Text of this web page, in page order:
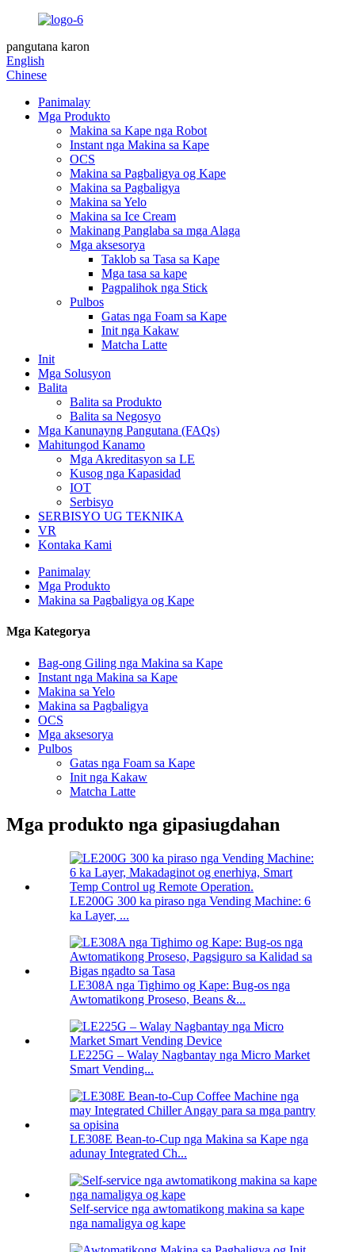
pangutana karon
English
Chinese
Panimalay
Mga Produkto
Makina sa Kape nga Robot
Instant nga Makina sa Kape
OCS
Makina sa Pagbaligya og Kape
Makina sa Pagbaligya
Makina sa Yelo
Makina sa Ice Cream
Makinang Panglaba sa mga Alaga
Mga aksesorya
Taklob sa Tasa sa Kape
Mga tasa sa kape
Pagpalihok nga Stick
Pulbos
Gatas nga Foam sa Kape
Init nga Kakaw
Matcha Latte
Init
Mga Solusyon
Balita
Balita sa Produkto
Balita sa Negosyo
Mga Kanunayng Pangutana (FAQs)
Mahitungod Kanamo
Mga Akreditasyon sa LE
Kusog nga Kapasidad
IOT
Serbisyo
SERBISYO UG TEKNIKA
VR
Kontaka Kami
Panimalay
Mga Produkto
Makina sa Pagbaligya og Kape
Mga Kategorya
Bag-ong Giling nga Makina sa Kape
Instant nga Makina sa Kape
Makina sa Yelo
Makina sa Pagbaligya
OCS
Mga aksesorya
Pulbos
Gatas nga Foam sa Kape
Init nga Kakaw
Matcha Latte
Mga produkto nga gipasiugdahan
LE200G 300 ka piraso nga Vending Machine: 6
ka Layer, ...
LE308A nga Tighimo og Kape: Bug-os nga
Awtomatikong Proseso, Beans &...
LE225G – Walay Nagbantay nga Micro Market
Smart Vending...
LE308E Bean-to-Cup nga Makina sa Kape nga
adunay Integrated Ch...
Self-service nga awtomatikong makina sa kape
nga namaligya og kape